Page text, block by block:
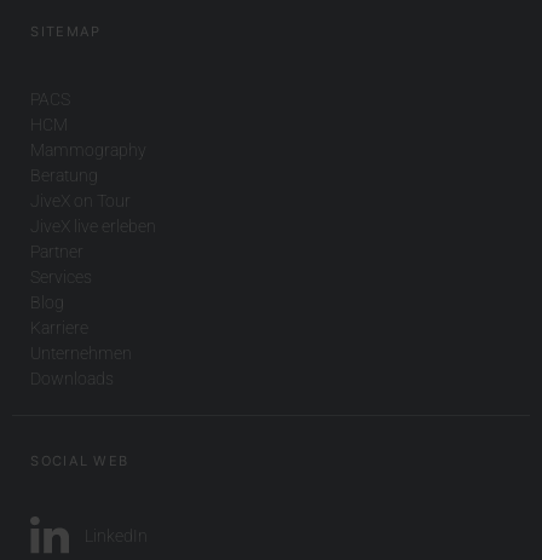
SITEMAP
PACS
HCM
Mammography
Beratung
JiveX on Tour
JiveX live erleben
Partner
Services
Blog
Karriere
Unternehmen
Downloads
SOCIAL WEB
LinkedIn